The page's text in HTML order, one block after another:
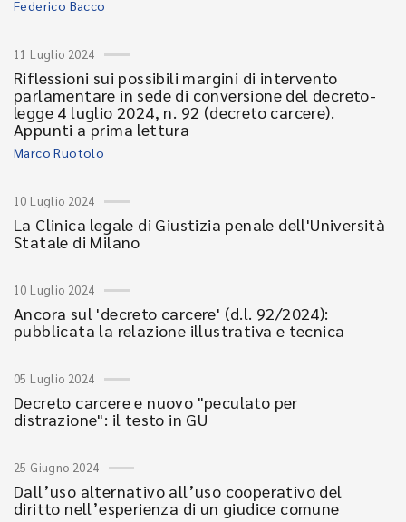
Federico Bacco
11 Luglio 2024
Riflessioni sui possibili margini di intervento
parlamentare in sede di conversione del decreto-
legge 4 luglio 2024, n. 92 (decreto carcere).
Appunti a prima lettura
Marco Ruotolo
10 Luglio 2024
La Clinica legale di Giustizia penale dell'Università
Statale di Milano
10 Luglio 2024
Ancora sul 'decreto carcere' (d.l. 92/2024):
pubblicata la relazione illustrativa e tecnica
05 Luglio 2024
Decreto carcere e nuovo "peculato per
distrazione": il testo in GU
25 Giugno 2024
Dall’uso alternativo all’uso cooperativo del
diritto nell’esperienza di un giudice comune